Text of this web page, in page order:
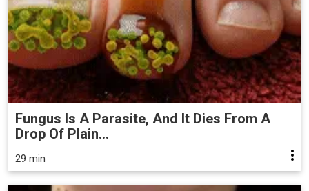
Fungus Is A Parasite, And It Dies From A
Drop Of Plain...
29 min